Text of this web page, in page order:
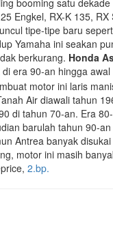
Engkel, RX-K 135, RX
tipe-tipe baru
Yamaha ini seakan
berkurang. Honda
era 90-an hingga
motor ini laris
Air diawali tahun
di tahun 70-an. Era
barulah tahun 90-
Antrea banyak
motor ini masih
2.bp.